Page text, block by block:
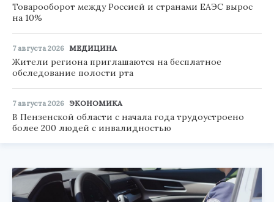
Товарооборот между Россией и странами ЕАЭС вырос
на 10%
7 августа 2026 МЕДИЦИНА
Жители региона приглашаются на бесплатное
обследование полости рта
7 августа 2026 ЭКОНОМИКА
В Пензенской области с начала года трудоустроено
более 200 людей с инвалидностью